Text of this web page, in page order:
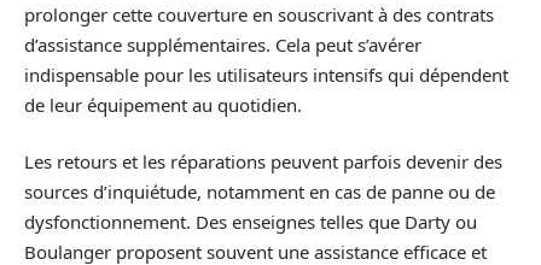
prolonger cette couverture en souscrivant à des contrats
d’assistance supplémentaires. Cela peut s’avérer
indispensable pour les utilisateurs intensifs qui dépendent
de leur équipement au quotidien.
Les retours et les réparations peuvent parfois devenir des
sources d’inquiétude, notamment en cas de panne ou de
dysfonctionnement. Des enseignes telles que Darty ou
Boulanger proposent souvent une assistance efficace et